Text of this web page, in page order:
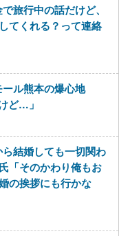
旅行中の話だけど、
てくれる？って連絡
ール熊本の爆心地
ど…」
結婚しても一切関わ
「そのかわり俺もお
の挨拶にも行かな